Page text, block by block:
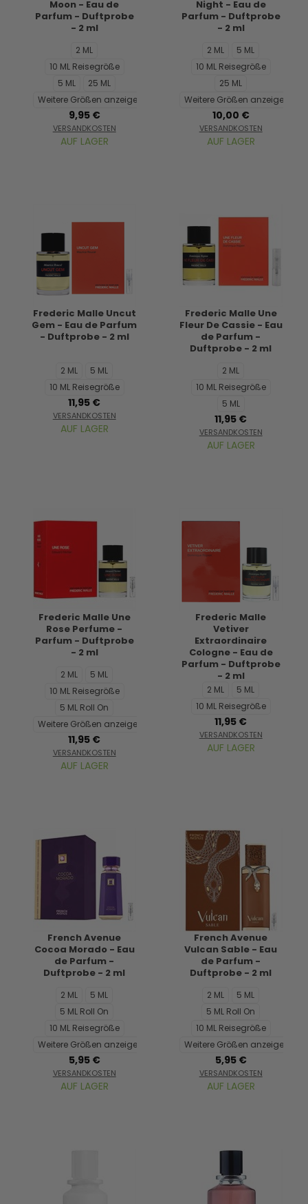
Moon - Eau de
Parfum - Duftprobe
- 2 ml
2 ML
10 ML Reisegröße
5 ML
25 ML
Weitere Größen anzeigen...
9,95 €
VERSANDKOSTEN
AUF LAGER
Night - Eau de
Parfum - Duftprobe
- 2 ml
2 ML
5 ML
10 ML Reisegröße
25 ML
Weitere Größen anzeigen...
10,00 €
VERSANDKOSTEN
AUF LAGER
Frederic Malle Uncut
Gem - Eau de Parfum
- Duftprobe - 2 ml
2 ML
5 ML
10 ML Reisegröße
11,95 €
VERSANDKOSTEN
AUF LAGER
Frederic Malle Une
Fleur De Cassie - Eau
de Parfum -
Duftprobe - 2 ml
2 ML
10 ML Reisegröße
5 ML
11,95 €
VERSANDKOSTEN
AUF LAGER
Frederic Malle Une
Rose Perfume -
Parfum - Duftprobe
- 2 ml
2 ML
5 ML
10 ML Reisegröße
5 ML Roll On
Weitere Größen anzeigen...
11,95 €
VERSANDKOSTEN
AUF LAGER
Frederic Malle
Vetiver
Extraordinaire
Cologne - Eau de
Parfum - Duftprobe
- 2 ml
2 ML
5 ML
10 ML Reisegröße
11,95 €
VERSANDKOSTEN
AUF LAGER
French Avenue
Cocoa Morado - Eau
de Parfum -
Duftprobe - 2 ml
2 ML
5 ML
5 ML Roll On
10 ML Reisegröße
Weitere Größen anzeigen...
5,95 €
VERSANDKOSTEN
AUF LAGER
French Avenue
Vulcan Sable - Eau
de Parfum -
Duftprobe - 2 ml
2 ML
5 ML
5 ML Roll On
10 ML Reisegröße
Weitere Größen anzeigen...
5,95 €
VERSANDKOSTEN
AUF LAGER